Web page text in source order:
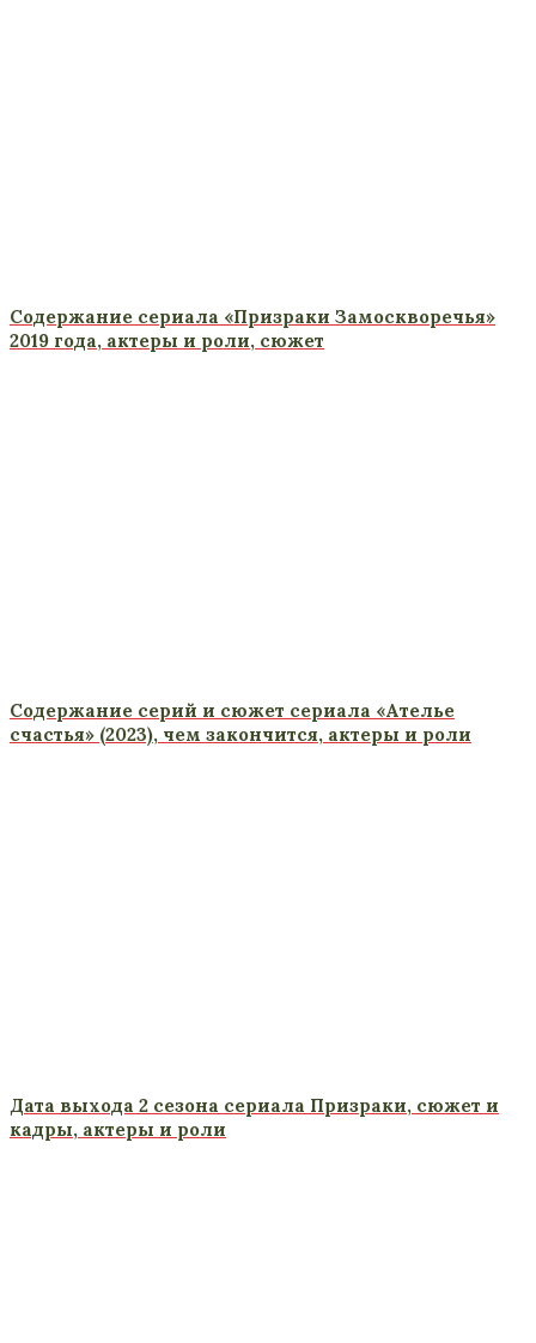
Содержание сериала «Призраки Замоскворечья»
2019 года, актеры и роли, сюжет
Содержание серий и сюжет сериала «Ателье
счастья» (2023), чем закончится, актеры и роли
Дата выхода 2 сезона сериала Призраки, сюжет и
кадры, актеры и роли